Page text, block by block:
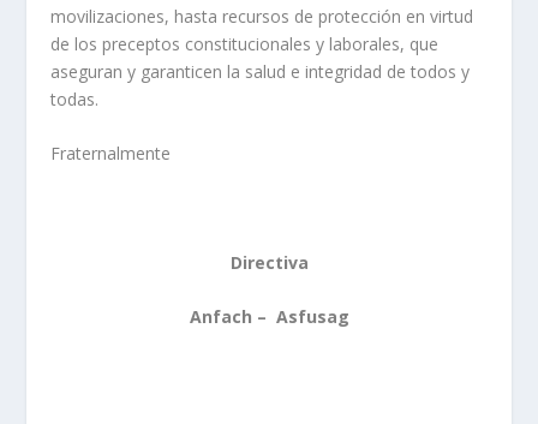
movilizaciones, hasta recursos de protección en virtud
de los preceptos constitucionales y laborales, que
aseguran y garanticen la salud e integridad de todos y
todas.
Fraternalmente
Directiva
Anfach – Asfusag